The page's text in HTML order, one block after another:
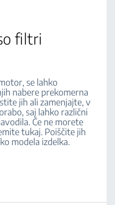
filtri
se lahko
nabere prekomerna
jih ali zamenjajte, v
saj lahko različni
Če ne morete
tukaj. Poiščite jih
modela izdelka.